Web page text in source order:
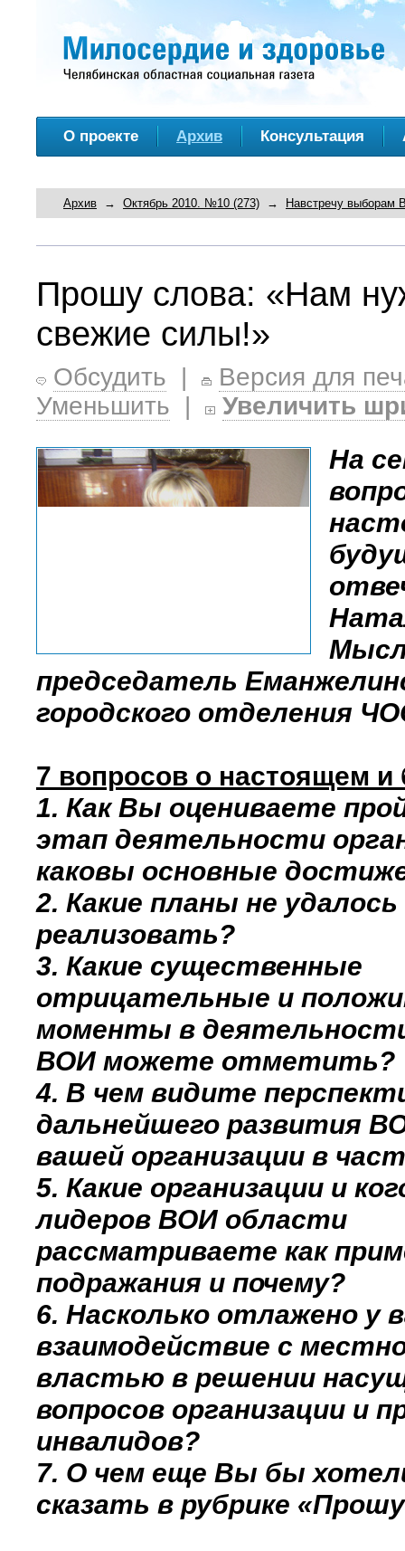
О проекте Архив Консультация
Архив → Октябрь 2010. №10 (273) → Навстречу выборам
Прошу слова: «Нам
свежие силы!»
Обсудить |
Версия для
Уменьшить | Увеличить
На
председатель
городского отделения
7 вопросов о настоящем
1. Как Вы оцениваете
этап деятельности
каковы основные
2. Какие планы не удалось
реализовать?
3. Какие существенные
отрицательные и
моменты в
ВОИ можете отметить?
4. В чем видите
дальнейшего развития
вашей организации в
5. Какие организации и
лидеров ВОИ области
рассматриваете как
подражания и почему?
6. Насколько отлажено у
взаимодействие с
властью в решении
вопросов организации и
инвалидов?
7. О чем еще Вы бы
сказать в рубрике